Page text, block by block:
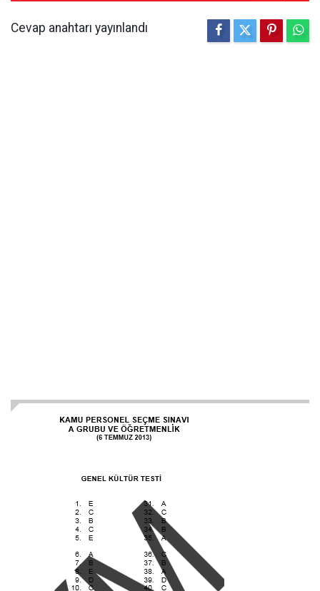
Cevap anahtarı yayınlandı